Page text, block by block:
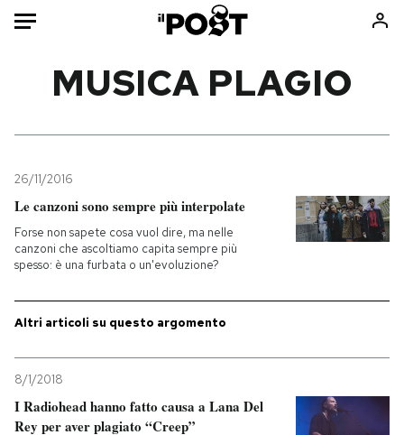
Mondo
Politica
Tecnologia
Internet
Sport
Consumismi
Storie/Idee
Ok Boomer!
Mondiali calcio 2026
MUSICA PLAGIO
26/11/2016
Le canzoni sono sempre più interpolate
Forse non sapete cosa vuol dire, ma nelle
canzoni che ascoltiamo capita sempre più
spesso: è una furbata o un'evoluzione?
Altri articoli su questo argomento
8/1/2018
I Radiohead hanno fatto causa a Lana Del
Rey per aver plagiato “Creep”